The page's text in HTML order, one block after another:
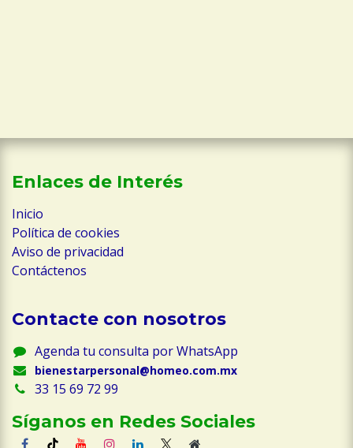
Enlaces de Interés
Inicio
Política de cookies
Aviso de privacidad
Contáctenos
Contacte con nosotros
Agenda tu consulta por WhatsApp
bienestarpersonal@homeo.com.mx
33 15 69 72 99
Síganos en Redes Sociales